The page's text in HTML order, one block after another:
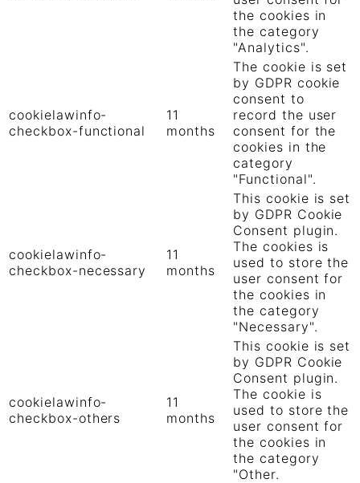
the cookies in
the category
"Analytics".
cookielawinfo-
checkbox-functional
11
months
The cookie is set
by GDPR cookie
consent to
record the user
consent for the
cookies in the
category
"Functional".
cookielawinfo-
checkbox-necessary
11
months
This cookie is set
by GDPR Cookie
Consent plugin.
The cookies is
used to store the
user consent for
the cookies in
the category
"Necessary".
cookielawinfo-
checkbox-others
11
months
This cookie is set
by GDPR Cookie
Consent plugin.
The cookie is
used to store the
user consent for
the cookies in
the category
"Other.